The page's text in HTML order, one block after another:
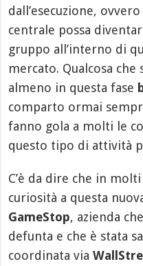
dall’esecuzione,
centrale possa
gruppo all’interno di
mercato. Qualcosa
almeno in questa fase
comparto ormai
fanno gola a molti le
questo tipo di attività
C’è da dire che in
curiosità a questa
GameStop, azienda
defunta e che è stata
coordinata via